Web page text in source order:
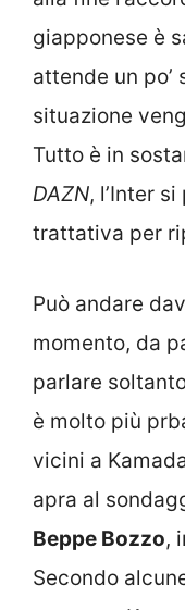
giapponese è
attende un
situazione
Tutto è in
DAZN, l’Inter
trattativa per
Può andare
momento, da
parlare
è molto più
vicini a
apra al
Beppe Bozzo,
Secondo